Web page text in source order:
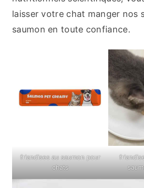
laisser votre chat manger nos
saumon en toute confiance.
friandises au saumon pour
chats